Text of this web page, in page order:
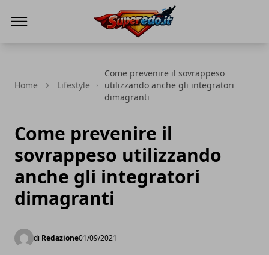
Home Lifestyle
Come prevenire il sovrappeso
utilizzando anche gli integratori
dimagranti
Come prevenire il
sovrappeso utilizzando
anche gli integratori
dimagranti
di Redazione01/09/2021